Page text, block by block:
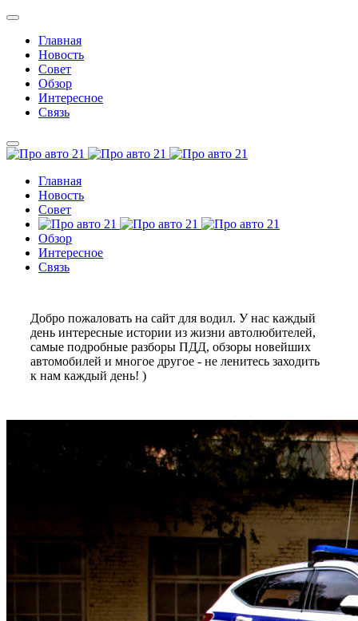
Главная
Новость
Совет
Обзор
Интересное
Связь
Главная
Новость
Совет
Обзор
Интересное
Связь
Добро пожаловать на сайт для водил. У нас каждый
день интересные истории из жизни автолюбителей,
самые подробные разборы ПДД, обзоры новейших
автомобилей и многое другое - не ленитесь заходить
к нам каждый день! )